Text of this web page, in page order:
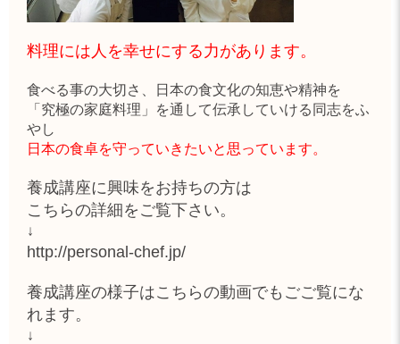
料理には人を幸せにする力があります。
食べる事の大切さ、日本の食文化の知恵や精神を
「究極の家庭料理」を通して伝承していける同志をふ
やし
日本の食卓を守っていきたいと思っています。
養成講座に興味をお持ちの方は
こちらの詳細をご覧下さい。
↓
http://personal-chef.jp/
養成講座の様子はこちらの動画でもごご覧にな
れます。
↓